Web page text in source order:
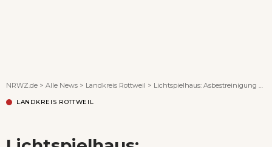
NRWZ.de > Alle News > Landkreis Rottweil > Lichtspielhaus: Asbestreinigung beschlossen
LANDKREIS ROTTWEIL